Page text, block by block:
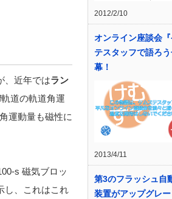
、近年ではラン
道の軌道角運
運動量も磁性に
s 磁気ブロッ
し、これはこれ
2012/2/10
オンライン座談会
テスタッフで語ろ
幕！
2013/4/11
第3のフラッシュ自
装置がアップグレ